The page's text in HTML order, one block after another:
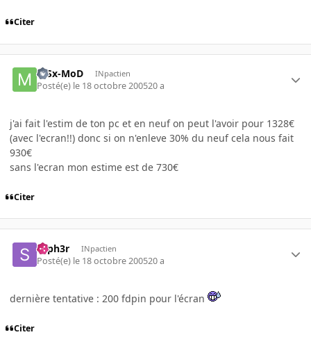
Citer
mSx-MoD INpactien
Posté(e) le 18 octobre 200520 a
j'ai fait l'estim de ton pc et en neuf on peut l'avoir pour 1328€
(avec l'ecran!!) donc si on n'enleve 30% du neuf cela nous fait
930€
sans l'ecran mon estime est de 730€
Citer
syph3r INpactien
Posté(e) le 18 octobre 200520 a
dernière tentative : 200 fdpin pour l'écran
Citer